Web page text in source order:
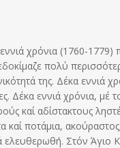
χρόνια (1760-1779)
πολύ
της. Δέκα εννιά
Δέκα εννιά χρόνια, μέ
καί αδίστακτους
καί ποτάμια,
ελευθερωθή. Στόν Άγιο